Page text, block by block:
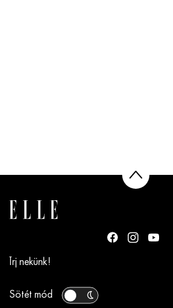
Írj nekünk!
Sötét mód